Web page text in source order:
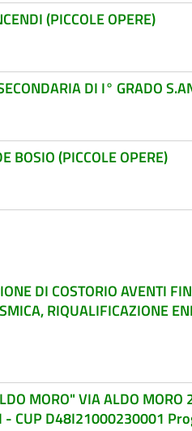
(PICCOLE OPERE)
DI I° GRADO
BOSIO (PICCOLE OPERE)
DI COSTORIO AVENTI
RIQUALIFICAZIONE
MORO" VIA ALDO MORO
- CUP D48I21000230001